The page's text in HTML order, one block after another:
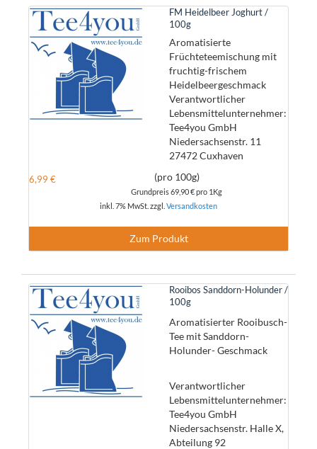
FM Heidelbeer Joghurt /
100g
Aromatisierte
Früchteteemischung mit
fruchtig-frischem
Heidelbeergeschmack
Verantwortlicher
Lebensmittelunternehmer:
Tee4you GmbH
Niedersachsenstr. 11
27472 Cuxhaven
6,99 € (pro 100g)
Grundpreis69,90 €pro 1Kg
inkl. 7% MwSt. zzgl. Versandkosten
Zum Produkt
Rooibos Sanddorn-Holunder /
100g
Aromatisierter Rooibusch-
Tee mit Sanddorn-
Holunder- Geschmack
Verantwortlicher
Lebensmittelunternehmer:
Tee4you GmbH
Niedersachsenstr. Halle X,
Abteilung 92